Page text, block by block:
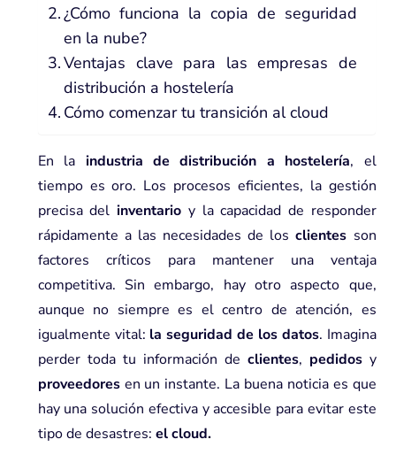
¿Cómo funciona la copia de seguridad
en la nube?
Ventajas clave para las empresas de
distribución a hostelería
Cómo comenzar tu transición al cloud
En la industria de distribución a hostelería, el
tiempo es oro. Los procesos eficientes, la gestión
precisa delinventario y la capacidad de responder
rápidamente a las necesidades de losclientes son
factores críticos para mantener una ventaja
competitiva. Sin embargo, hay otro aspecto que,
aunque no siempre es el centro de atención, es
igualmente vital: la seguridad de los datos. Imagina
perder toda tu información de clientes, pedidosy
proveedoresen un instante. La buena noticia es que
hay una solución efectiva y accesible para evitar este
tipo de desastres: el cloud.